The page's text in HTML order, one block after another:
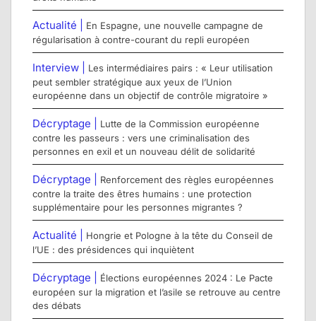
Actualité |
En Espagne, une nouvelle campagne de
régularisation à contre-courant du repli européen
Interview |
Les intermédiaires pairs : « Leur utilisation
peut sembler stratégique aux yeux de l’Union
européenne dans un objectif de contrôle migratoire »
Décryptage |
Lutte de la Commission européenne
contre les passeurs : vers une criminalisation des
personnes en exil et un nouveau délit de solidarité
Décryptage |
Renforcement des règles européennes
contre la traite des êtres humains : une protection
supplémentaire pour les personnes migrantes ?
Actualité |
Hongrie et Pologne à la tête du Conseil de
l’UE : des présidences qui inquiètent
Décryptage |
Élections européennes 2024 : Le Pacte
européen sur la migration et l’asile se retrouve au centre
des débats